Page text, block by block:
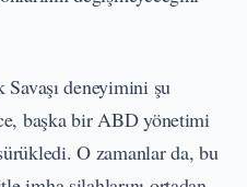
deneyimini şu
başka bir ABD yönetimi
O zamanlar da, bu